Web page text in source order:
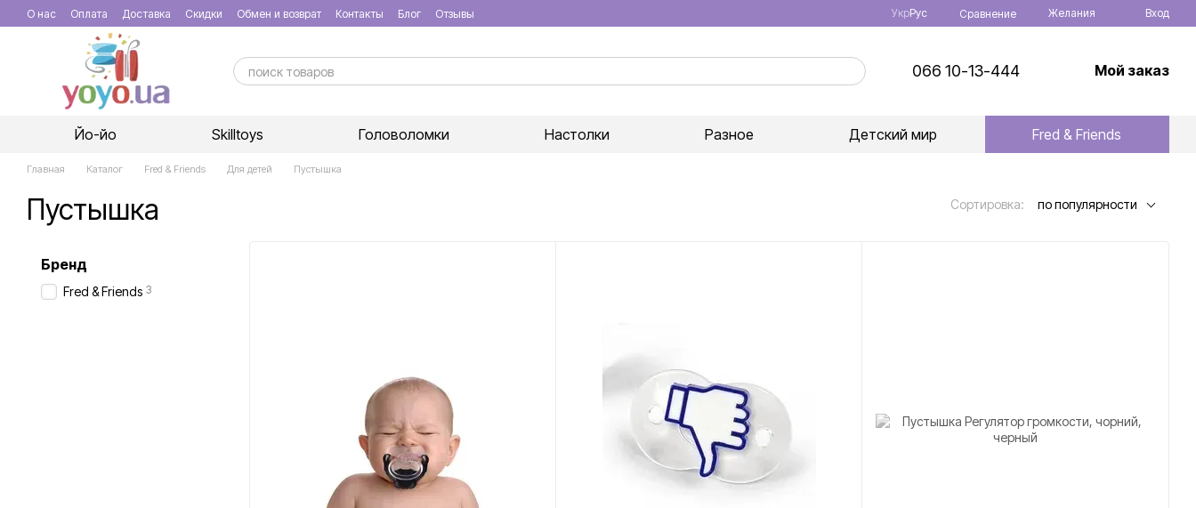
Перейти к основному контенту
О нас Оплата Доставка Скидки Обмен и возврат Контакты Блог Отзывы УкрРус Сравнение Желания Вход
066 10-13-444 Мой заказ
Йо-йо Skilltoys Головоломки Настолки Разное Детский мир Fred & Friends
Главная Каталог Fred & Friends Для детей Пустышка
Пустышка Сортировка: по популярности
Бренд
Fred & Friends 3